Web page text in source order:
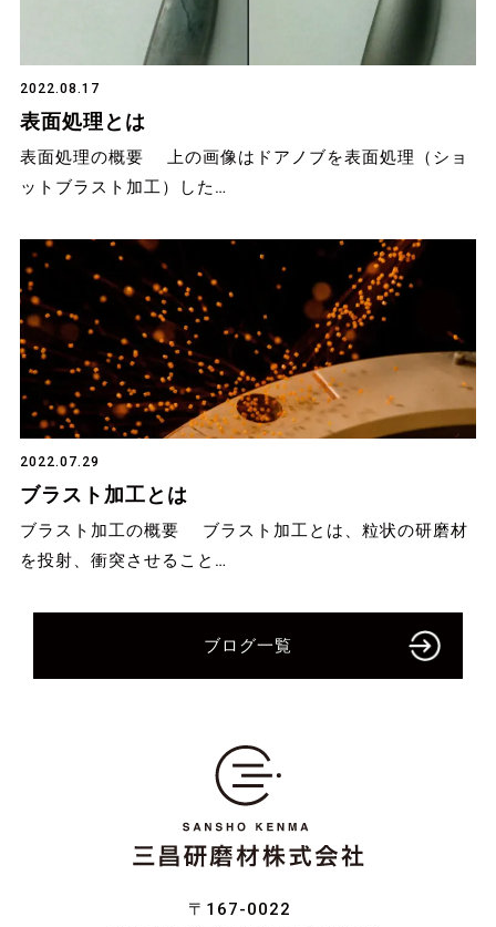
2022.08.17
表面処理とは
表面処理の概要 上の画像はドアノブを表面処理（ショ
ットブラスト加工）した…
2022.07.29
ブラスト加工とは
ブラスト加工の概要 ブラスト加工とは、粒状の研磨材
を投射、衝突させること…
ブログ一覧
〒167-0022